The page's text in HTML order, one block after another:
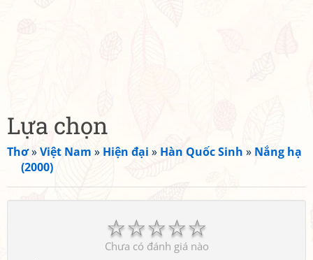
Lựa chọn
Thơ»Việt Nam » Hiện đại » Hàn Quốc Sinh » Nắng hạ
(2000)
☆
☆
☆
☆
☆
Chưa có đánh giá nào